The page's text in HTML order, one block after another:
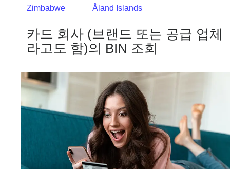
Zimbabwe
Åland Islands
카드 회사 (브랜드 또는 공급 업체
라고도 함)의 BIN 조회